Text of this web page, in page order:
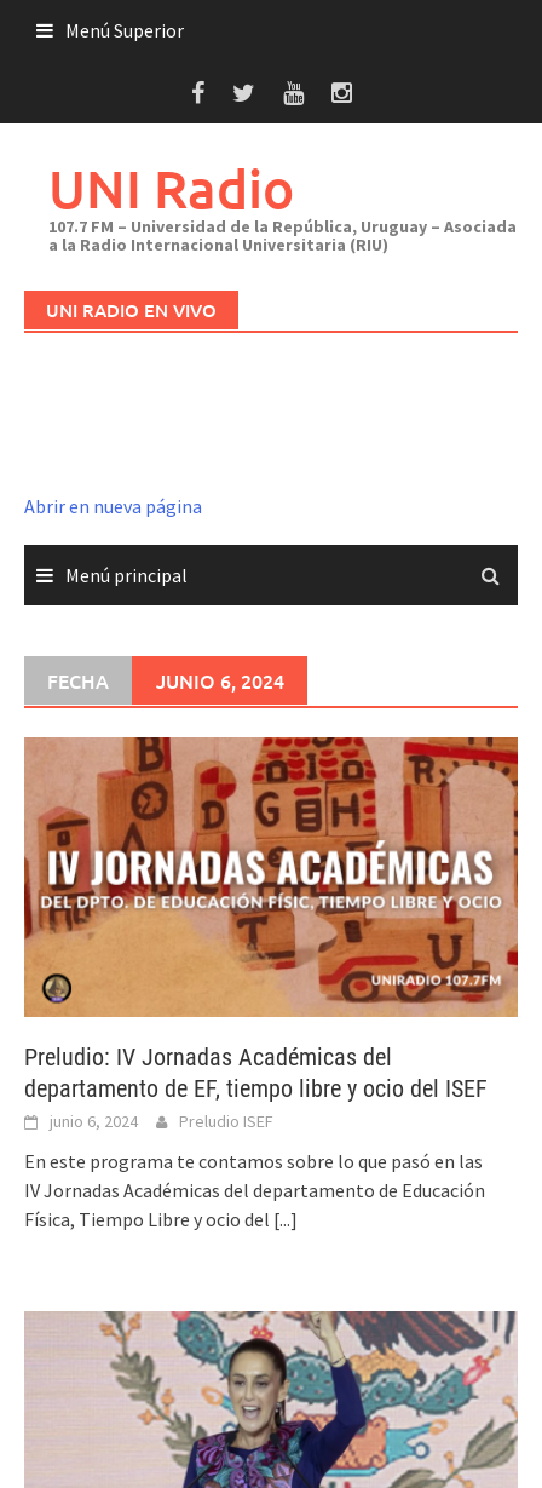
Menú Superior
UNI Radio
107.7 FM – Universidad de la República, Uruguay – Asociada
a la Radio Internacional Universitaria (RIU)
UNI RADIO EN VIVO
Abrir en nueva página
Menú principal
FECHA JUNIO 6, 2024
Preludio: IV Jornadas Académicas del
departamento de EF, tiempo libre y ocio del ISEF
junio 6, 2024 Preludio ISEF
En este programa te contamos sobre lo que pasó en las
IV Jornadas Académicas del departamento de Educación
Física, Tiempo Libre y ocio del [...]